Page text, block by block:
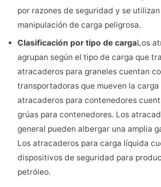
por razones de seguridad y se
manipulación de carga peligrosa.
Clasificación por tipo de cargaLos
agrupan según el tipo de carga que
atracaderos para graneles cuentan
transportadoras que mueven la carga
atracaderos para contenedores
grúas para contenedores. Los
general pueden albergar una amplia
Los atracaderos para carga líquida
dispositivos de seguridad para
petróleo.